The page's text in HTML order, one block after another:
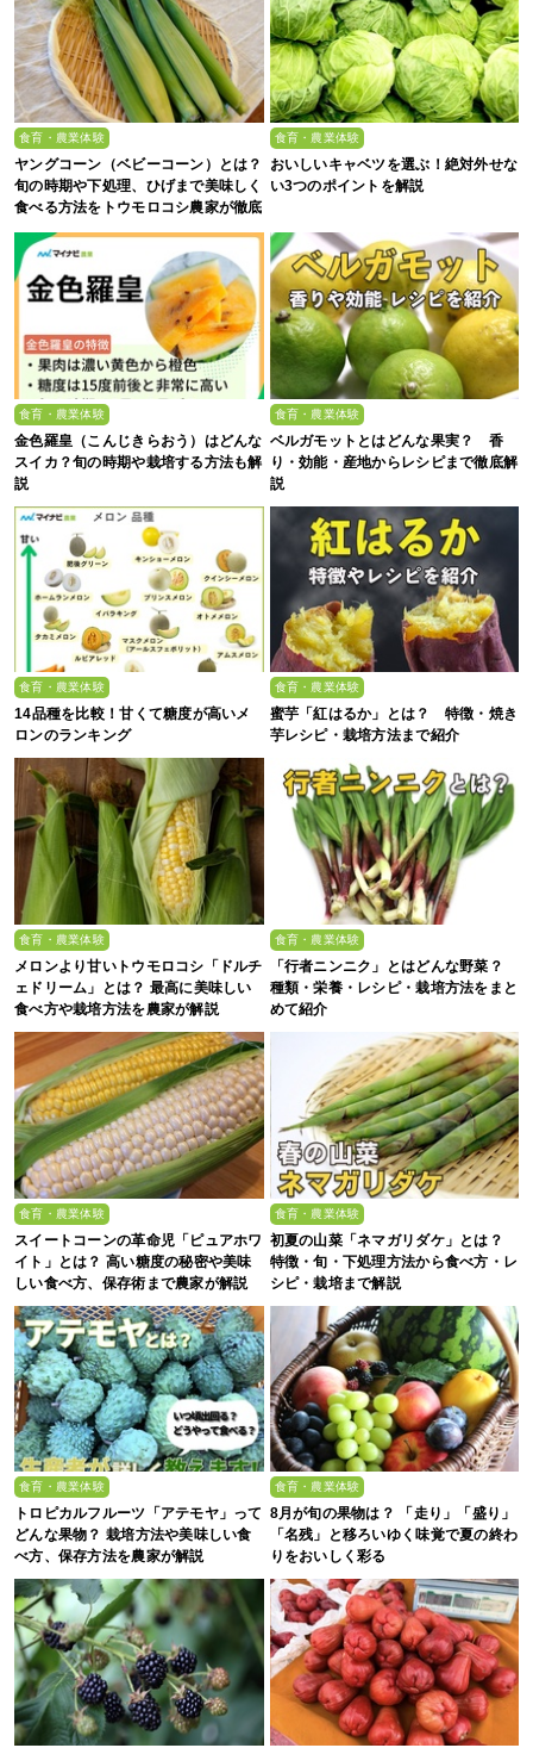
食育・農業体験
ヤングコーン（ベビーコーン）とは？
旬の時期や下処理、ひげまで美味しく
食べる方法をトウモロコシ農家が徹底
解説！
食育・農業体験
おいしいキャベツを選ぶ！絶対外せな
い3つのポイントを解説
食育・農業体験
金色羅皇（こんじきらおう）はどんな
スイカ？旬の時期や栽培する方法も解
説
食育・農業体験
ベルガモットとはどんな果実？ 香
り・効能・産地からレシピまで徹底解
説
食育・農業体験
14品種を比較！甘くて糖度が高いメ
ロンのランキング
食育・農業体験
蜜芋「紅はるか」とは？ 特徴・焼き
芋レシピ・栽培方法まで紹介
食育・農業体験
メロンより甘いトウモロコシ「ドルチ
ェドリーム」とは？ 最高に美味しい
食べ方や栽培方法を農家が解説
食育・農業体験
「行者ニンニク」とはどんな野菜？
種類・栄養・レシピ・栽培方法をまと
めて紹介
食育・農業体験
スイートコーンの革命児「ピュアホワ
イト」とは？ 高い糖度の秘密や美味
しい食べ方、保存術まで農家が解説
食育・農業体験
初夏の山菜「ネマガリダケ」とは？
特徴・旬・下処理方法から食べ方・レ
シピ・栽培まで解説
食育・農業体験
トロピカルフルーツ「アテモヤ」って
どんな果物？ 栽培方法や美味しい食
べ方、保存方法を農家が解説
食育・農業体験
8月が旬の果物は？ 「走り」「盛り」
「名残」と移ろいゆく味覚で夏の終わ
りをおいしく彩る